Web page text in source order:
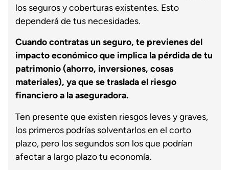
los seguros y coberturas existentes. Esto
dependerá de tus necesidades.
Cuando contratas un seguro, te previenes del
impacto económico que implica la pérdida de tu
patrimonio (ahorro, inversiones, cosas
materiales), ya que se traslada el riesgo
financiero a la aseguradora.
Ten presente que existen riesgos leves y graves,
los primeros podrías solventarlos en el corto
plazo, pero los segundos son los que podrían
afectar a largo plazo tu economía.